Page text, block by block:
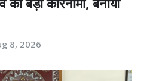
8, 2026